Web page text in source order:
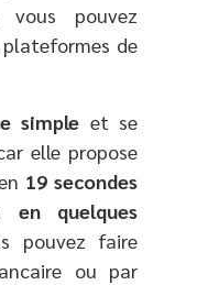
pouvez
de
simple et se
elle propose
19 secondes
en quelques
pouvez faire
ou par